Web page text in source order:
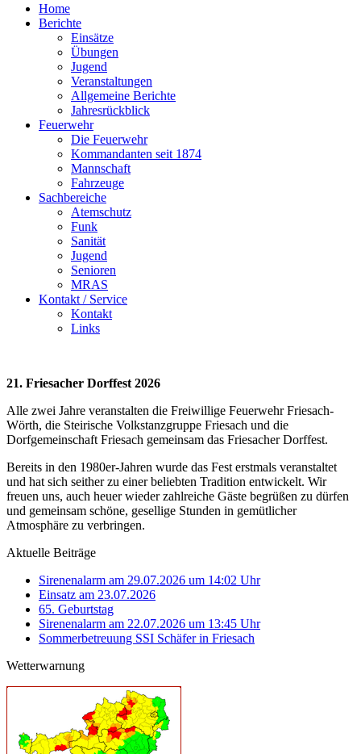
Home
Berichte
Einsätze
Übungen
Jugend
Veranstaltungen
Allgemeine Berichte
Jahresrückblick
Feuerwehr
Die Feuerwehr
Kommandanten seit 1874
Mannschaft
Fahrzeuge
Sachbereiche
Atemschutz
Funk
Sanität
Jugend
Senioren
MRAS
Kontakt / Service
Kontakt
Links
21. Friesacher Dorffest 2026
Alle zwei Jahre veranstalten die Freiwillige Feuerwehr Friesach-
Wörth, die Steirische Volkstanzgruppe Friesach und die
Dorfgemeinschaft Friesach gemeinsam das Friesacher Dorffest.
Bereits in den 1980er-Jahren wurde das Fest erstmals veranstaltet
und hat sich seither zu einer beliebten Tradition entwickelt. Wir
freuen uns, auch heuer wieder zahlreiche Gäste begrüßen zu dürfen
und gemeinsam schöne, gesellige Stunden in gemütlicher
Atmosphäre zu verbringen.
Aktuelle Beiträge
Sirenenalarm am 29.07.2026 um 14:02 Uhr
Einsatz am 23.07.2026
65. Geburtstag
Sirenenalarm am 22.07.2026 um 13:45 Uhr
Sommerbetreuung SSI Schäfer in Friesach
Wetterwarnung